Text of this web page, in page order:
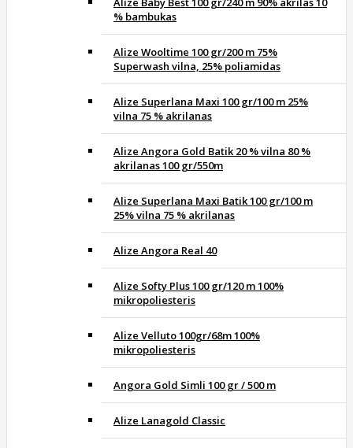
% bambukas
Alize Wooltime 100 gr/200 m 75%
Superwash vilna, 25% poliamidas
Alize Superlana Maxi 100 gr/100 m 25%
vilna 75 % akrilanas
Alize Angora Gold Batik 20 % vilna 80 %
akrilanas 100 gr/550m
Alize Superlana Maxi Batik 100 gr/100 m
25% vilna 75 % akrilanas
Alize Angora Real 40
Alize Softy Plus 100 gr/120 m 100%
mikropoliesteris
Alize Velluto 100gr/68m 100%
mikropoliesteris
Angora Gold Simli 100 gr / 500 m
Alize Lanagold Classic